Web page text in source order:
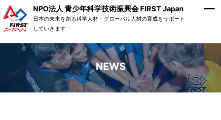
NPO法人 青少年科学技術振興会 FIRST Japan
日本の未来を創る科学人材・グローバル人材の育成をサポート
していきます
NEWS